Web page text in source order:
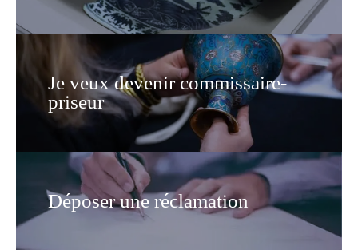
Je veux devenir commissaire-
priseur
Déposer une réclamation